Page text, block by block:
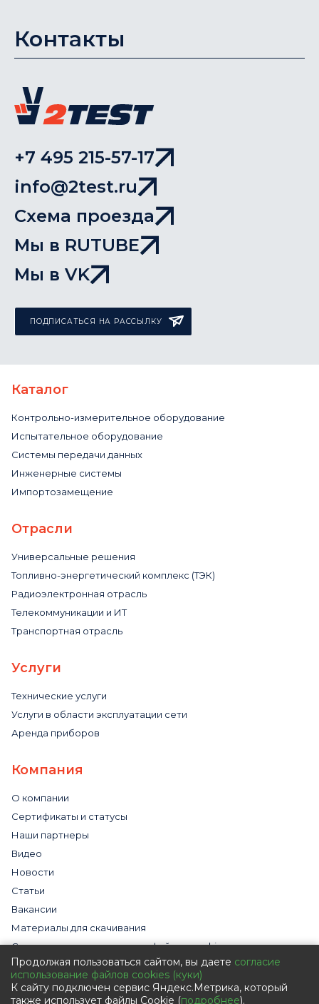
Контакты
+7 495 215-57-17
info@2test.ru
Схема проезда
Мы в RUTUBE
Мы в VK
ПОДПИСАТЬСЯ НА РАССЫЛКУ
Каталог
Контрольно-измерительное оборудование
Испытательное оборудование
Системы передачи данных
Инженерные системы
Импортозамещение
Отрасли
Универсальные решения
Топливно-энергетический комплекс (ТЭК)
Радиоэлектронная отрасль
Телекоммуникации и ИТ
Транспортная отрасль
Услуги
Технические услуги
Услуги в области эксплуатации сети
Аренда приборов
Компания
О компании
Сертификаты и статусы
Наши партнеры
Видео
Новости
Статьи
Вакансии
Материалы для скачивания
Cогласие на использование файлов cookies
Обработка персональных данных с помощью сервиса
«Яндекс.Метрика»
Политика в отношении обработки персональных данных
Продолжая пользоваться сайтом, вы даете согласие
использование файлов cookies (куки)
К сайту подключен сервис Яндекс.Метрика, который
также использует файлы Cookie (подробнее).